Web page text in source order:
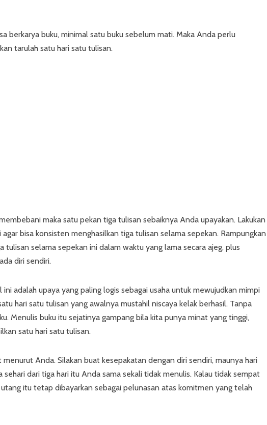
berkarya buku, minimal satu buku sebelum mati. Maka Anda perlu
tarulah satu hari satu tulisan.
maka satu pekan tiga tulisan sebaiknya Anda upayakan. Lakukan
bisa konsisten menghasilkan tiga tulisan selama sepekan. Rampungkan
tulisan selama sepekan ini dalam waktu yang lama secara ajeg, plus
diri sendiri.
adalah upaya yang paling logis sebagai usaha untuk mewujudkan mimpi
hari satu tulisan yang awalnya mustahil niscaya kelak berhasil. Tanpa
Menulis buku itu sejatinya gampang bila kita punya minat yang tinggi,
satu hari satu tulisan.
Anda. Silakan buat kesepakatan dengan diri sendiri, maunya hari
sehari dari tiga hari itu Anda sama sekali tidak menulis. Kalau tidak sempat
itu tetap dibayarkan sebagai pelunasan atas komitmen yang telah